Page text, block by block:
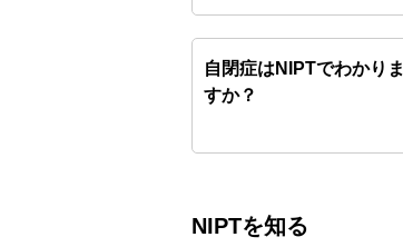
と…
自閉症はNIPTでわかりま
すか？
NIPTを知る